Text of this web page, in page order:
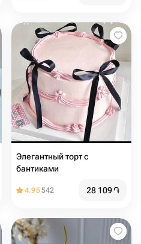
Элегантный торт с
бантиками
4.95542 28 109֏